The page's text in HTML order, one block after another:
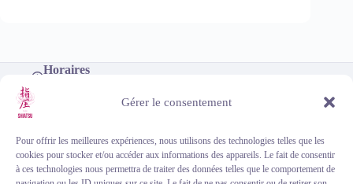
Gérer le consentement
Pour offrir les meilleures expériences, nous utilisons des technologies telles que les
cookies pour stocker et/ou accéder aux informations des appareils. Le fait de consentir
à ces technologies nous permettra de traiter des données telles que le comportement de
Horaires
Centre de soins d'Eysines
101 avenue du Taillan, 33320 Eysines